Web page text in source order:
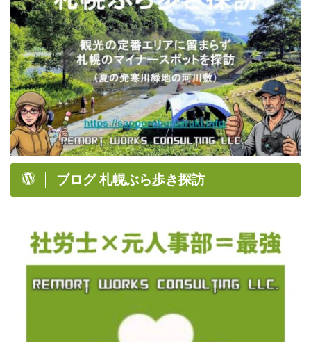
ブログ 札幌ぶら歩き探訪